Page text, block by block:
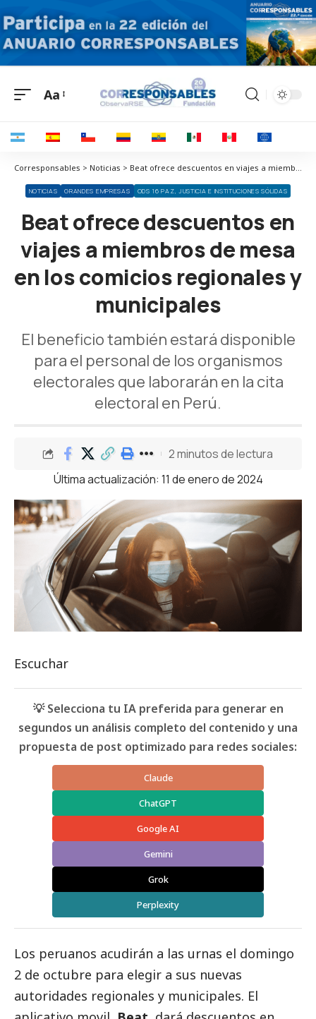
Aa
Corresponsables > Noticias > Beat ofrece descuentos en viajes a miembros de mesa en los comicios regionales y municipales
NOTICIAS GRANDES EMPRESAS ODS 16 PAZ, JUSTICIA E INSTITUCIONES SÓLIDAS
Beat ofrece descuentos en
viajes a miembros de mesa
en los comicios regionales y
municipales
El beneficio también estará disponible
para el personal de los organismos
electorales que laborarán en la cita
electoral en Perú.
Última actualización: 11 de enero de 2024
2 minutos de lectura
Escuchar
💡 Selecciona tu IA preferida para generar en
segundos un análisis completo del contenido y una
propuesta de post optimizado para redes sociales:
Claude
ChatGPT
Google AI
Gemini
Grok
Perplexity
Los peruanos acudirán a las urnas el domingo
2 de octubre para elegir a sus nuevas
autoridades regionales y municipales. El